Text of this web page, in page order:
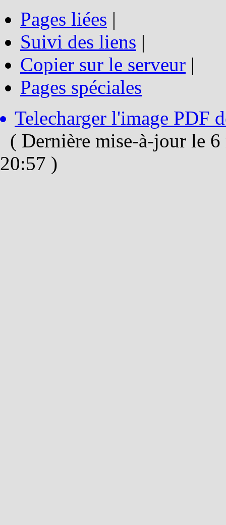
Pages liées |
Suivi des liens |
Copier sur le serveur |
Pages spéciales
Telecharger l'image PDF
( Dernière mise-à-jour le
20:57 )